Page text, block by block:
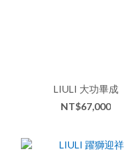
LIULI 大功畢成
NT$67,000